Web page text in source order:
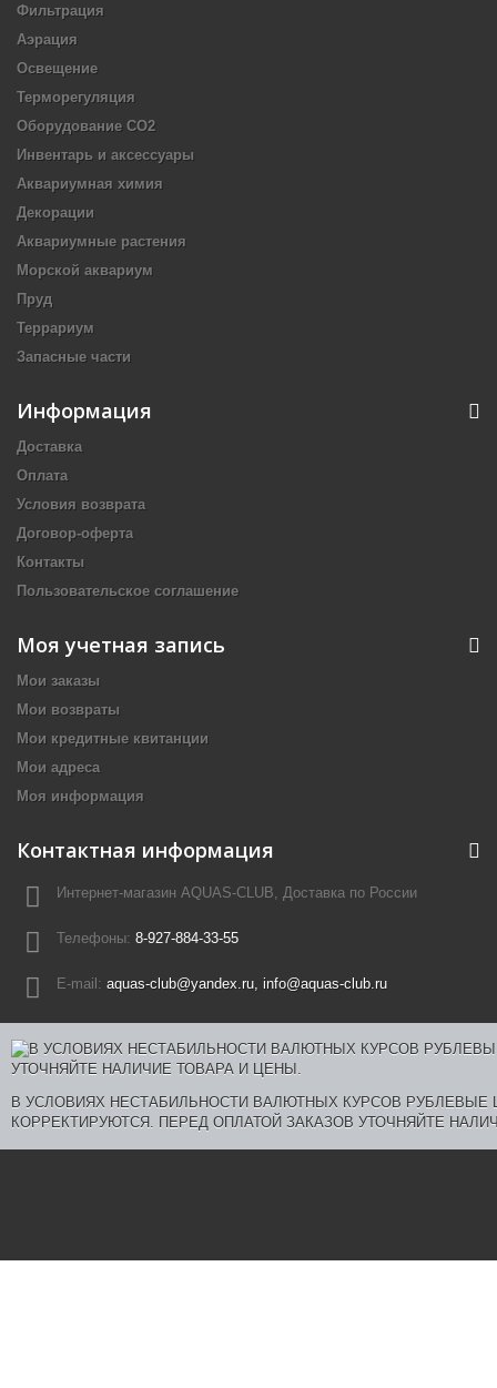
Фильтрация
Аэрация
Освещение
Терморегуляция
Оборудование CO2
Инвентарь и аксессуары
Аквариумная химия
Декорации
Аквариумные растения
Морской аквариум
Пруд
Террариум
Запасные части
Информация
Доставка
Оплата
Условия возврата
Договор-оферта
Контакты
Пользовательское соглашение
Моя учетная запись
Мои заказы
Мои возвраты
Мои кредитные квитанции
Мои адреса
Моя информация
Контактная информация
Интернет-магазин AQUAS-CLUB, Доставка по России
Телефоны: 8-927-884-33-55
E-mail: aquas-club@yandex.ru, info@aquas-club.ru
В УСЛОВИЯХ НЕСТАБИЛЬНОСТИ ВАЛЮТНЫХ КУРСОВ РУБЛЕВЫЕ
КОРРЕКТИРУЮТСЯ. ПЕРЕД ОПЛАТОЙ ЗАКАЗОВ УТОЧНЯЙТЕ